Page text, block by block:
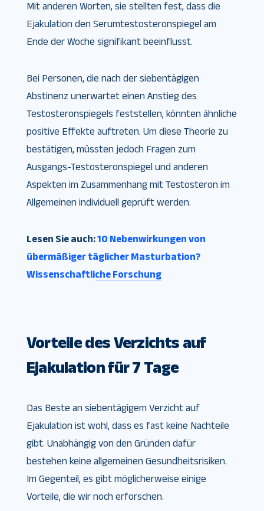
Mit anderen Worten, sie stellten fest, dass die
Ejakulation den Serumtestosteronspiegel am
Ende der Woche signifikant beeinflusst.
Bei Personen, die nach der siebentägigen
Abstinenz unerwartet einen Anstieg des
Testosteronspiegels feststellen, könnten ähnliche
positive Effekte auftreten. Um diese Theorie zu
bestätigen, müssten jedoch Fragen zum
Ausgangs-Testosteronspiegel und anderen
Aspekten im Zusammenhang mit Testosteron im
Allgemeinen individuell geprüft werden.
Lesen Sie auch:10 Nebenwirkungen von
übermäßiger täglicher Masturbation?
Wissenschaftliche Forschung
Vorteile des Verzichts auf
Ejakulation für 7 Tage
Das Beste an siebentägigem Verzicht auf
Ejakulation ist wohl, dass es fast keine Nachteile
gibt. Unabhängig von den Gründen dafür
bestehen keine allgemeinen Gesundheitsrisiken.
Im Gegenteil, es gibt möglicherweise einige
Vorteile, die wir noch erforschen.